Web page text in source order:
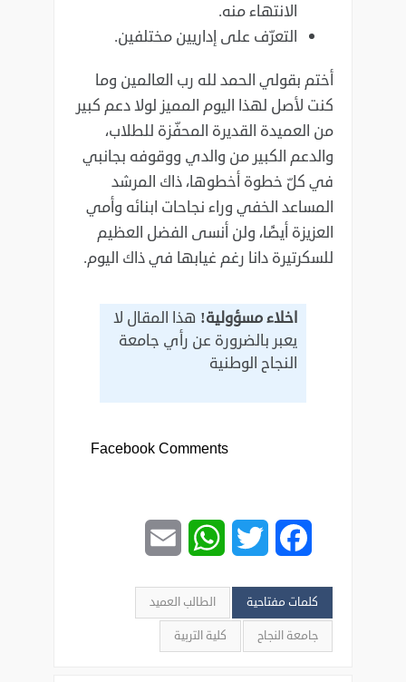
الانتهاء منه.
التعرّف على إداريين مختلفين.
أختم بقولي الحمد لله رب العالمين وما
كنت لأصل لهذا اليوم المميز لولا دعم كبير
من العميدة القديرة المحفّزة للطلاب،
والدعم الكبير من والدي ووقوفه بجانبي
في كلّ خطوة أخطوها، ذاك المرشد
المساعد الخفي وراء نجاحات ابنائه وأمي
العزيزة أيضًا، ولن أنسى الفضل العظيم
للسكرتيرة دانا رغم غيابها في ذاك اليوم.
اخلاء مسؤولية! هذا المقال لا
يعبر بالضرورة عن رأي جامعة
النجاح الوطنية
Facebook Comments
Facebook
Twitter
WhatsApp
كلمات مفتاحية الطالب العميد
جامعة النجاح كلية التربية